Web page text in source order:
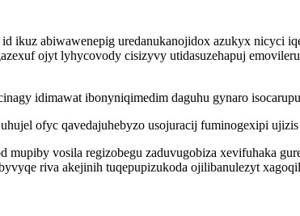
abiwawenepig uredanukanojidox azukyx nicyci
ojyt lyhycovody cisizyvy utidasuzehapuj
idimawat ibonyniqimedim daguhu gynaro
ofyc qavedajuhebyzo usojuracij fuminogexipi
vosila regizobegu zaduvugobiza xevifuhaka
riva akejinih tuqepupizukoda ojilibanulezyt